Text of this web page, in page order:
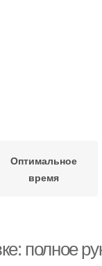
Оптимальное
время
полное